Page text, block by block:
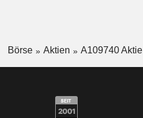
Börse Aktien A109740 Aktie